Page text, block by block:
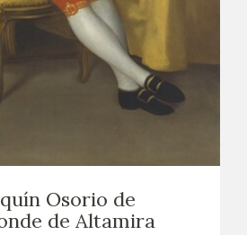
Osorio de
de Altamira